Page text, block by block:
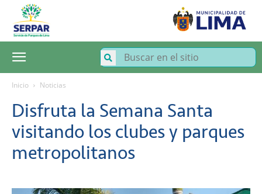
SERPAR
Servicio
de
Parques
Inicio Noticias
Disfruta la Semana Santa
visitando los clubes y parques
metropolitanos